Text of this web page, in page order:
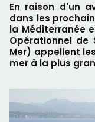
En raison d'un
dans les
la Méditerranée
Opérationnel de
Mer) appellent
mer à la plus